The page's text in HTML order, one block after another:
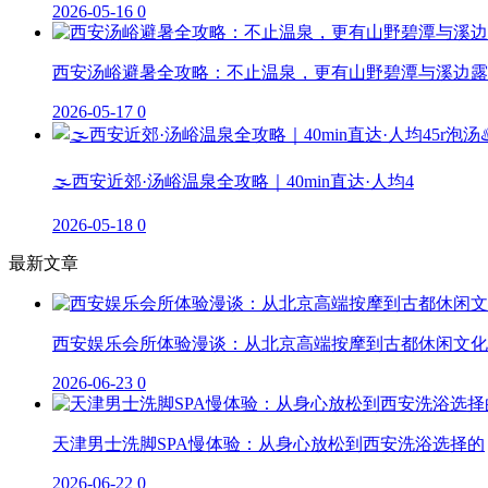
2026-05-16 0
西安汤峪避暑全攻略：不止温泉，更有山野碧潭与溪边
2026-05-17 0
🌫️西安近郊·汤峪温泉全攻略｜40min直达·人均4
2026-05-18 0
最新文章
西安娱乐会所体验漫谈：从北京高端按摩到古都休闲文化
2026-06-23 0
天津男士洗脚SPA慢体验：从身心放松到西安洗浴选择的
2026-06-22 0